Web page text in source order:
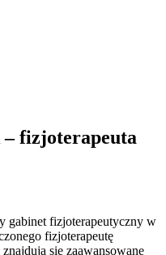
– fizjoterapeuta
gabinet fizjoterapeutyczny w
fizjoterapeutę
się zaawansowane